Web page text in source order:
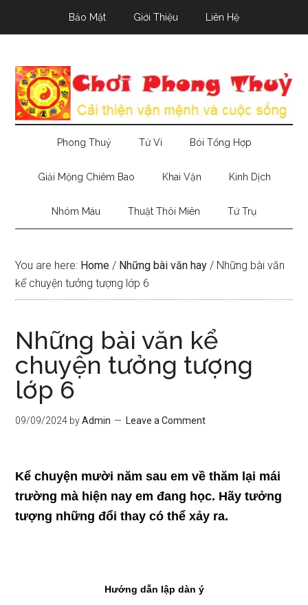
Bảo Mật Giới Thiệu Liên Hệ
Phong Thuỷ Tử Vi Bói Tổng Hợp
Giải Mộng Chiêm Bao Khai Vận Kinh Dịch
Nhóm Máu Thuật Thôi Miên Tứ Trụ
You are here: Home / Những bài văn hay / Những bài văn
kể chuyện tưởng tượng lớp 6
Những bài văn kể
chuyện tưởng tượng
lớp 6
09/09/2024 byAdmin Leave a Comment
Kể chuyện mười năm sau em về thăm lại mái
trường mà hiện nay em đang học. Hãy tưởng
tượng những đổi thay có thể xảy ra.
Hướng dẫn lập dàn ý